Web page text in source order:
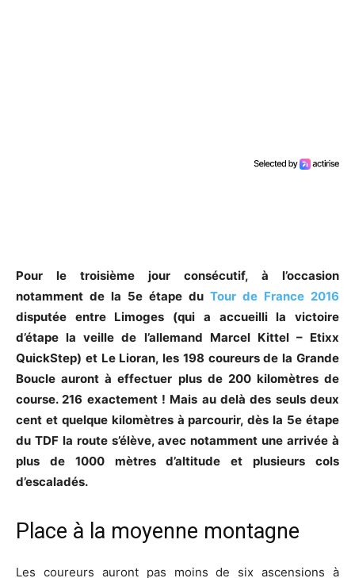
Pour le troisième jour consécutif, à l’occasion
notamment de la 5e étape du Tour de France 2016
disputée entre Limoges (qui a accueilli la victoire
d’étape la veille de l’allemand Marcel Kittel – Etixx
QuickStep) et Le Lioran, les 198 coureurs de la Grande
Boucle auront à effectuer plus de 200 kilomètres de
course. 216 exactement ! Mais au delà des seuls deux
cent et quelque kilomètres à parcourir, dès la 5e étape
du TDF la route s’élève, avec notamment une arrivée à
plus de 1000 mètres d’altitude et plusieurs cols
d’escaladés.
Place à la moyenne montagne
Les coureurs auront pas moins de six ascensions à